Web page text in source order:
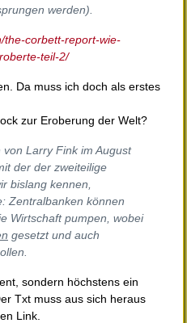
werden).
the-corbett-report-wie-
teil-2/
Da muss ich doch als erstes
zur Eroberung der Welt?
von Larry Fink im August
der der zweiteilige
bislang kennen,
Zentralbanken können
Wirtschaft pumpen, wobei
gesetzt und auch
sondern höchstens ein
Txt muss aus sich heraus
Link.